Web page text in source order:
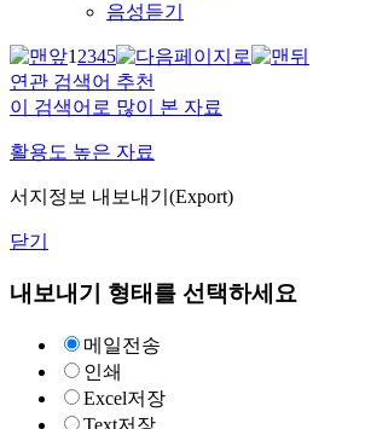
음성듣기
12345
연관 검색어 추천
이 검색어로 많이 본 자료
활용도 높은 자료
서지정보 내보내기(Export)
닫기
내보내기 형태를 선택하세요
메일전송
인쇄
Excel저장
Text저장